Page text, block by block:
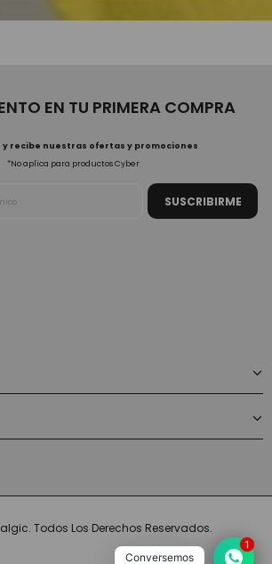
EN TU PRIMERA COMPRA
recibe nuestras ofertas y promociones
*No aplica para productos Cyber
Todos Los Derechos Reservados.
Conversemos
1